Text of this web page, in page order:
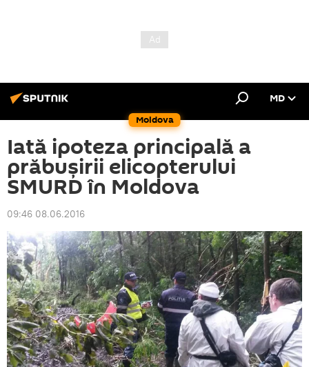
Moldova
MD
Iată ipoteza principală a
prăbuşirii elicopterului
SMURD în Moldova
09:46 08.06.2016